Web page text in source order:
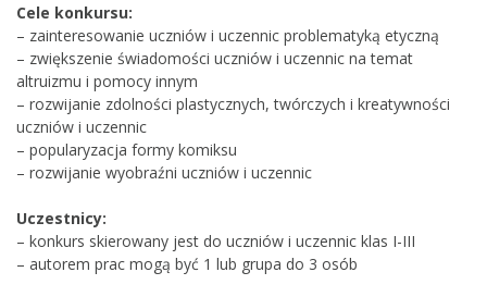
Cele konkursu:
– zainteresowanie uczniów i uczennic problematyką etyczną
– zwiększenie świadomości uczniów i uczennic na temat
altruizmu i pomocy innym
– rozwijanie zdolności plastycznych, twórczych i kreatywności
uczniów i uczennic
– popularyzacja formy komiksu
– rozwijanie wyobraźni uczniów i uczennic
Uczestnicy:
– konkurs skierowany jest do uczniów i uczennic klas I-III
– autorem prac mogą być 1 lub grupa do 3 osób